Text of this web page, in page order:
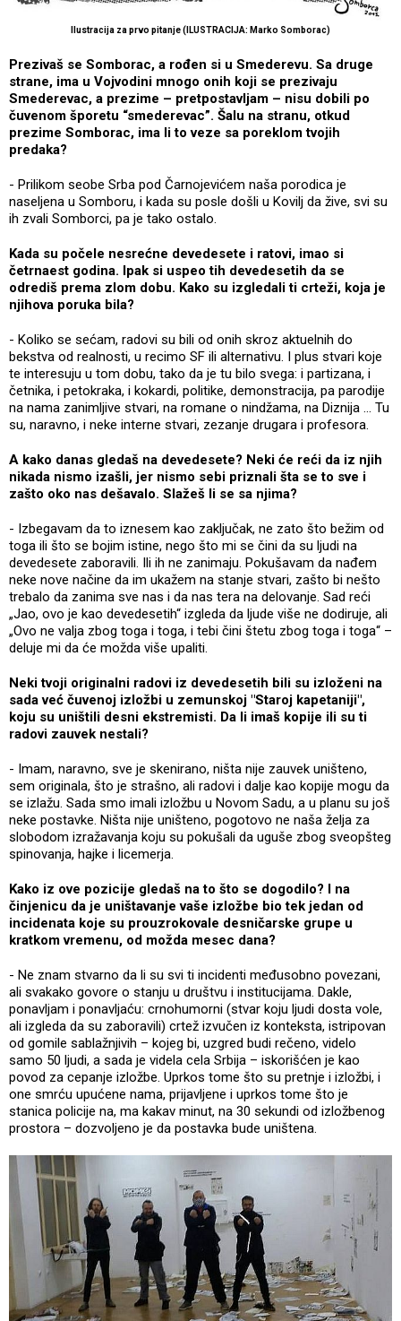
Ilustracija za prvo pitanje (ILUSTRACIJA: Marko Somborac)
Prezivaš se Somborac, a rođen si u Smederevu. Sa druge
strane, ima u Vojvodini mnogo onih koji se prezivaju
Smederevac, a prezime – pretpostavljam – nisu dobili po
čuvenom šporetu “smederevac”. Šalu na stranu, otkud
prezime Somborac, ima li to veze sa poreklom tvojih
predaka?
- Prilikom seobe Srba pod Čarnojevićem naša porodica je
naseljena u Somboru, i kada su posle došli u Kovilj da žive, svi su
ih zvali Somborci, pa je tako ostalo.
Kada su počele nesrećne devedesete i ratovi, imao si
četrnaest godina. Ipak si uspeo tih devedesetih da se
odrediš prema zlom dobu. Kako su izgledali ti crteži, koja je
njihova poruka bila?
- Koliko se sećam, radovi su bili od onih skroz aktuelnih do
bekstva od realnosti, u recimo SF ili alternativu. I plus stvari koje
te interesuju u tom dobu, tako da je tu bilo svega: i partizana, i
četnika, i petokraka, i kokardi, politike, demonstracija, pa parodije
na nama zanimljive stvari, na romane o nindžama, na Diznija ... Tu
su, naravno, i neke interne stvari, zezanje drugara i profesora.
A kako danas gledaš na devedesete? Neki će reći da iz njih
nikada nismo izašli, jer nismo sebi priznali šta se to sve i
zašto oko nas dešavalo. Slažeš li se sa njima?
- Izbegavam da to iznesem kao zaključak, ne zato što bežim od
toga ili što se bojim istine, nego što mi se čini da su ljudi na
devedesete zaboravili. Ili ih ne zanimaju. Pokušavam da nađem
neke nove načine da im ukažem na stanje stvari, zašto bi nešto
trebalo da zanima sve nas i da nas tera na delovanje. Sad reći
„Jao, ovo je kao devedesetih“ izgleda da ljude više ne dodiruje, ali
„Ovo ne valja zbog toga i toga, i tebi čini štetu zbog toga i toga“ –
deluje mi da će možda više upaliti.
Neki tvoji originalni radovi iz devedesetih bili su izloženi na
sada već čuvenoj izložbi u zemunskoj "Staroj kapetaniji",
koju su uništili desni ekstremisti. Da li imaš kopije ili su ti
radovi zauvek nestali?
- Imam, naravno, sve je skenirano, ništa nije zauvek uništeno,
sem originala, što je strašno, ali radovi i dalje kao kopije mogu da
se izlažu. Sada smo imali izložbu u Novom Sadu, a u planu su još
neke postavke. Ništa nije uništeno, pogotovo ne naša želja za
slobodom izražavanja koju su pokušali da uguše zbog sveopšteg
spinovanja, hajke i licemerja.
Kako iz ove pozicije gledaš na to što se dogodilo? I na
činjenicu da je uništavanje vaše izložbe bio tek jedan od
incidenata koje su prouzrokovale desničarske grupe u
kratkom vremenu, od možda mesec dana?
- Ne znam stvarno da li su svi ti incidenti međusobno povezani,
ali svakako govore o stanju u društvu i institucijama. Dakle,
ponavljam i ponavljaću: crnohumorni (stvar koju ljudi dosta vole,
ali izgleda da su zaboravili) crtež izvučen iz konteksta, istripovan
od gomile sablažnjivih – kojeg bi, uzgred budi rečeno, videlo
samo 50 ljudi, a sada je videla cela Srbija – iskorišćen je kao
povod za cepanje izložbe. Uprkos tome što su pretnje i izložbi, i
one smrću upućene nama, prijavljene i uprkos tome što je
stanica policije na, ma kakav minut, na 30 sekundi od izložbenog
prostora – dozvoljeno je da postavka bude uništena.